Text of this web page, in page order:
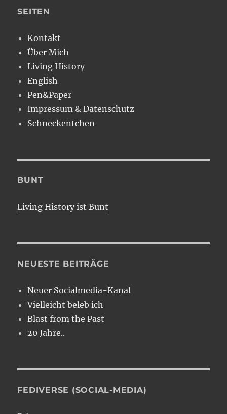
SEITEN
Kontakt
Über Mich
Living History
English
Pen&Paper
Impressum & Datenschutz
Schneckentchen
BUNT
Living History ist Bunt
NEUESTE BEITRÄGE
Neuer Socialmedia-Kanal
Vielleicht beleb ich
Blast from the Past
20 Jahre..
FEDIVERSE (SOCIAL-MEDIA)